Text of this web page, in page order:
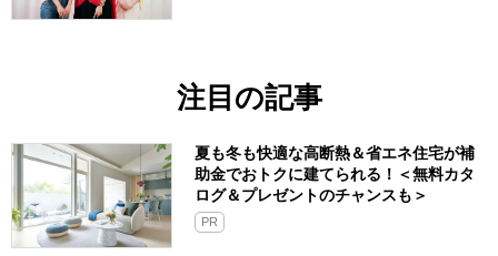
注目の記事
夏も冬も快適な高断熱＆省エネ住宅が補
助金でおトクに建てられる！＜無料カタ
ログ＆プレゼントのチャンスも＞
PR